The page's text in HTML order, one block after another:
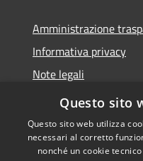
Amministrazione
Informativa privacy
Note legali
Dichiarazione di
Questo sito
Questo sito web utilizza
necessari al corretto
nonché un cookie